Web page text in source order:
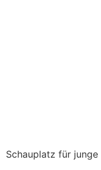
Schauplatz für junge